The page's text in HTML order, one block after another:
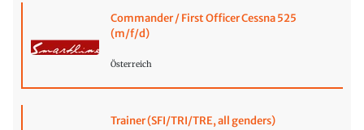
Commander / First Officer Cessna 525
(m/f/d)
Österreich
Trainer (SFI/TRI/TRE, all genders)